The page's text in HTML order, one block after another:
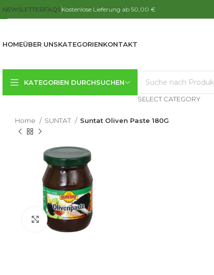
NEWSLETTERFAQSKostenlose Lieferung ab 50,00 €
HOMEÜBER UNSKATEGORIENKONTAKT
KATEGORIEN DURCHSUCHEN
SELECT CATEGORY
Home SUNTAT Suntat Oliven Paste 180G
Click to enlarge